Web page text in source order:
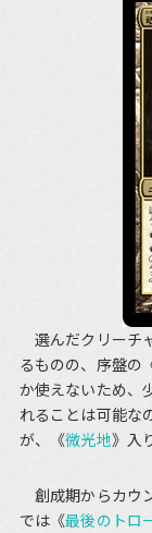
選んだクリーチ
るものの、序盤の
か使えないため、
れることは可能な
が、《微光地》入
創成期からカウ
では《最後のトロ